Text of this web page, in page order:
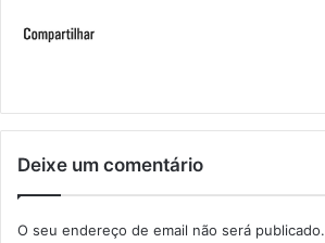
Deixe um comentário
O seu endereço de email não será publicado.